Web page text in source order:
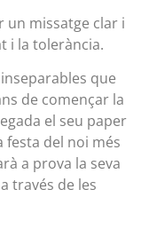
un missatge clar i
i la tolerància.
que
de començar la
el seu paper
festa del noi més
a prova la seva
través de les